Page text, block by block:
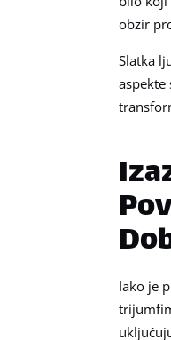
obzir
Slatka
Iako je